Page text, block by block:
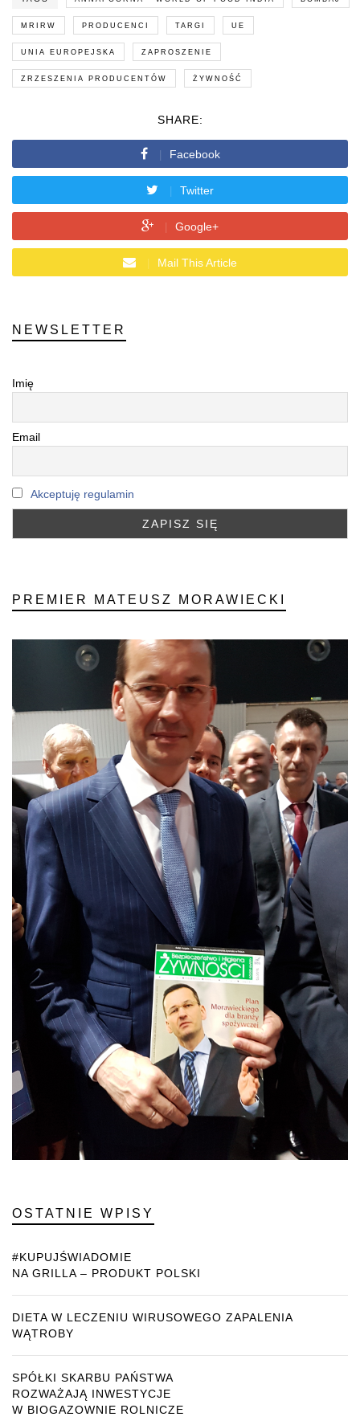
MRIRW PRODUCENCI TARGI UE
UNIA EUROPEJSKA ZAPROSZENIE
ZRZESZENIA PRODUCENTÓW ŻYWNOŚĆ
SHARE:
Facebook
Twitter
Google+
Mail This Article
NEWSLETTER
Imię
Email
Akceptuję regulamin
PREMIER MATEUSZ MORAWIECKI
OSTATNIE WPISY
#KUPUJŚWIADOMIE
NA GRILLA – PRODUKT POLSKI
DIETA W LECZENIU WIRUSOWEGO ZAPALENIA
WĄTROBY
SPÓŁKI SKARBU PAŃSTWA
ROZWAŻAJĄ INWESTYCJE
W BIOGAZOWNIE ROLNICZE